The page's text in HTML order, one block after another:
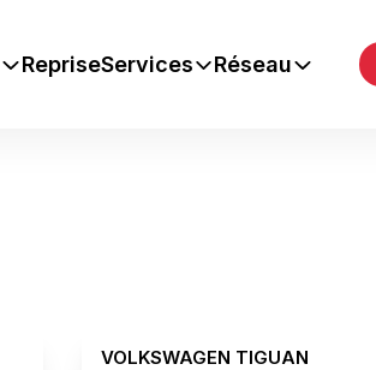
RepriseServices Réseau
VOLKSWAGEN TIGUAN